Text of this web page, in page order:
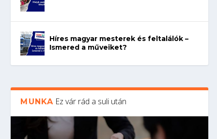
Híres magyar mesterek és feltalálók –
Ismered a műveiket?
MUNKA Ez vár rád a suli után